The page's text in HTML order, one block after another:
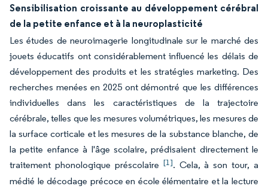
Sensibilisation croissante au développement cérébral
de la petite enfance et à la neuroplasticité
Les études de neuroimagerie longitudinale sur le marché des
jouets éducatifs ont considérablement influencé les délais de
développement des produits et les stratégies marketing. Des
recherches menées en 2025 ont démontré que les différences
individuelles dans les caractéristiques de la trajectoire
cérébrale, telles que les mesures volumétriques, les mesures de
la surface corticale et les mesures de la substance blanche, de
la petite enfance à l'âge scolaire, prédisaient directement le
traitement phonologique préscolaire [1]. Cela, à son tour, a
médié le décodage précoce en école élémentaire et la lecture